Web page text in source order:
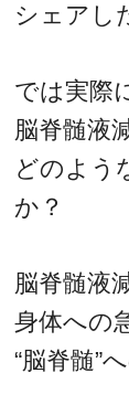
シェアし
では実際
脳脊髄液
どのよう
か？
脳脊髄液
身体への
“脳脊髄”